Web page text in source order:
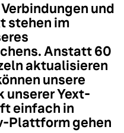
und
stehen im
Anstatt 60
aktualisieren
unsere
unserer Yext-
einfach in
Plattform gehen